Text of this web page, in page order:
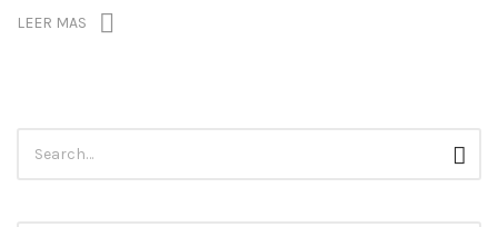
LEER MAS
para: